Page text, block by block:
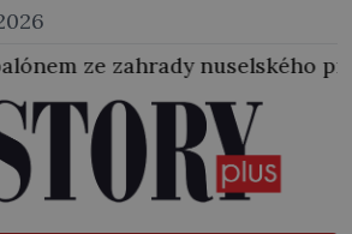
pivovaru a stal se tak